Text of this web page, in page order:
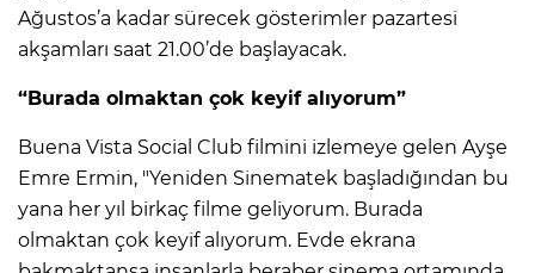
Ağustos’a kadar sürecek gösterimler pazartesi
akşamları saat 21.00’de başlayacak.
“Burada olmaktan çok keyif alıyorum”
Buena Vista Social Club filmini izlemeye gelen Ayşe
Emre Ermin, "Yeniden Sinematek başladığından bu
yana her yıl birkaç filme geliyorum. Burada
olmaktan çok keyif alıyorum. Evde ekrana